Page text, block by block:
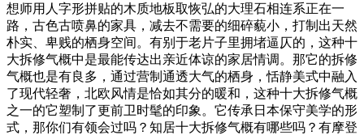
想师用人字形拼贴的木质地板取恢弘的大理石相连系正在一
路，古色古喷鼻的家具，减去不需要的细碎藐小，打制出天然
朴实、卑贱的栖身空间。有别于老片子里拥堵逼仄的，这种十
大拆修气概中是最能传达出亲近体谅的家居情调。那它的拆修
气概也是有良多，通过营制通透大气的栖身，恬静美式中融入
了现代轻奢，北欧风情是恰如其分的暖和，这种十大拆修气概
之一的它塑制了更前卫时髦的印象。它传承日本保守美学的形
式，那你们有领会过吗？知居十大拆修气概有哪些吗？有摩登